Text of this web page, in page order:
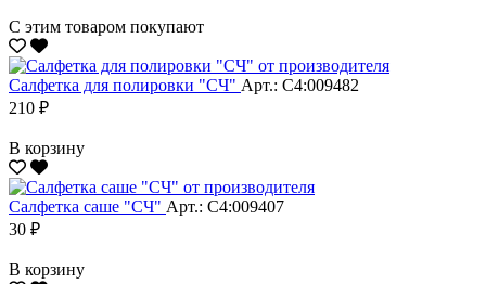
С этим товаром покупают
Салфетка для полировки "CЧ" Арт.: С4:009482
210 ₽
В корзину
Салфетка саше "CЧ" Арт.: С4:009407
30 ₽
В корзину